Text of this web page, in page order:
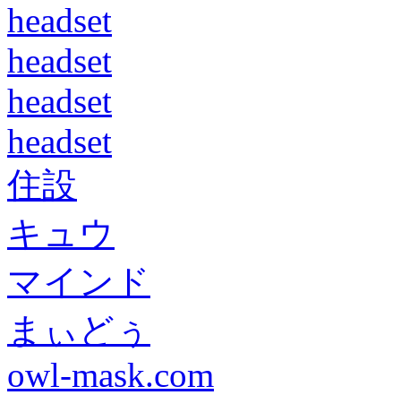
headset
headset
headset
headset
住設
キュウ
マインド
まぃどぅ
owl-mask.com